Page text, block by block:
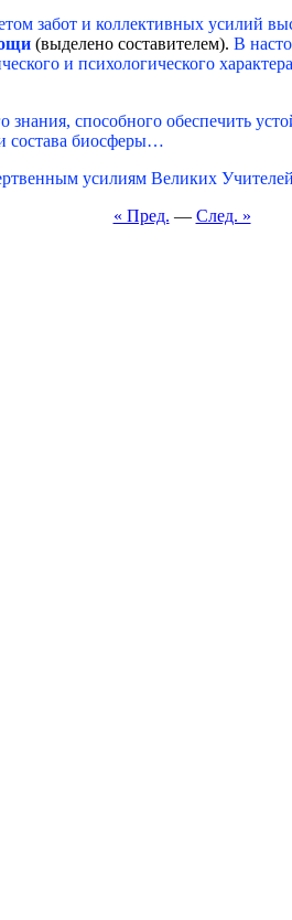
забот и коллективных усилий
(выделено составителем). В
и психологического
способного обеспечить
состава биосферы…
усилиям Великих
« Пред. — След. »